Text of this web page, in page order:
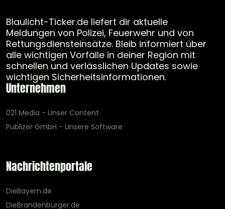
Blaulicht-Ticker.de liefert dir aktuelle
Meldungen von Polizei, Feuerwehr und von
Rettungsdiensteinsätze. Bleib informiert über
alle wichtigen Vorfälle in deiner Region mit
schnellen und verlässlichen Updates sowie
wichtigen Sicherheitsinformationen.
Unternehmen
021 Media - Unser Content
Publizer GmbH - Unsere Software
Nachrichtenportale
DieBayern.de
DieBrandenburger.de